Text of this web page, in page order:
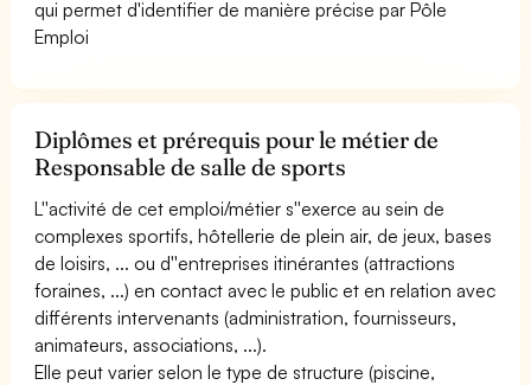
qui permet d'identifier de manière précise par Pôle
Emploi
Diplômes et prérequis pour le métier de
Responsable de salle de sports
L''activité de cet emploi/métier s''exerce au sein de
complexes sportifs, hôtellerie de plein air, de jeux, bases
de loisirs, ... ou d''entreprises itinérantes (attractions
foraines, ...) en contact avec le public et en relation avec
différents intervenants (administration, fournisseurs,
animateurs, associations, ...).
Elle peut varier selon le type de structure (piscine,